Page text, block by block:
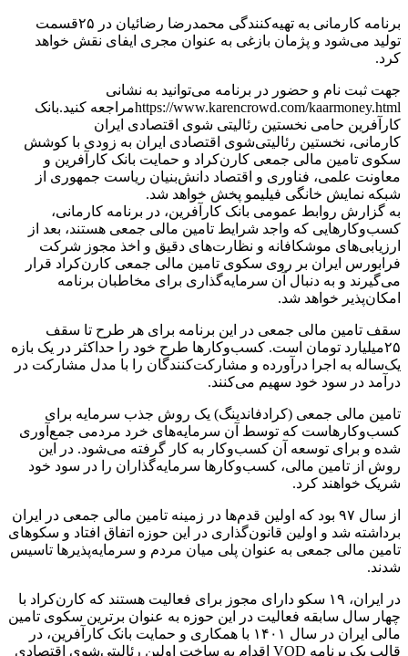
برنامه کارمانی به تهیه‌‌کنندگی محمدرضا رضائیان در ۲۵قسمت
تولید می‌شود و پژمان بازغی به عنوان مجری ایفای نقش خواهد
کرد.
جهت ثبت نام و حضور در برنامه می‌توانید به نشانی
https://www.karencrowd.com/kaarmoney.htmlمراجعه کنید.بانک
کارآفرین حامی نخستین رئالیتی شوی اقتصادی ایران
کارمانی، نخستین رئالیتی‌شوی اقتصادی ایران به زودی با کوشش
سکوی تامین مالی جمعی کارن‌کراد و حمایت بانک کارآفرین و
معاونت علمی، فناوری و اقتصاد دانش‌بنیان ریاست جمهوری ​​از
شبکه نمایش خانگی فیلیمو پخش خواهد شد.
به گزارش روابط عمومی بانک کارآفرین، در برنامه کارمانی،
کسب‌وکارهایی که واجد شرایط تامین مالی جمعی هستند، بعد از
ارزیابی‌های موشکافانه و نظارت‌های دقیق و اخذ مجوز شرکت
فرابورس ایران بر روی سکوی تامین مالی جمعی کارن‌کراد قرار
می‌گیرند و به دنبال آن سرمایه‌گذاری برای مخاطبان برنامه
امکان‌پذیر خواهد شد.
سقف تامین مالی جمعی در این برنامه برای هر طرح تا سقف
۲۵میلیارد تومان است. کسب‌وکارها طرح خود را حداکثر در یک بازه
یک‌ساله به اجرا درآورده و مشارکت‌کنندگان را با مدل مشارکت در
درآمد در سود خود سهیم می‌کنند.
تامین مالی جمعی (کرادفاندینگ) یک روش جذب سرمایه برای
کسب‌وکارهاست که توسط آن سرمایه‌های خرد مردمی جمع‌آوری
شده و برای توسعه آن کسب‌و‌کار به کار گرفته می‌شود. در این
روش از تامین مالی، کسب‌وکارها سرمایه‌گذاران را در سود خود
شریک خواهند کرد.
از سال ۹۷ بود که اولین قدم‌ها در زمینه تامین مالی جمعی در ایران
برداشته شد و اولین قانون‌گذاری در این حوزه اتفاق افتاد و سکوهای
تامین مالی جمعی به عنوان پلی میان مردم و سرمایه‌پذیرها تاسیس
شدند.
در ایران، ۱۹ سکو دارای مجوز برای فعالیت هستند که کارن‌کراد با
چهار سال سابقه فعالیت در این حوزه به عنوان برترین سکوی تامین
مالی ایران در سال ۱۴۰۱ با همکاری و حمایت بانک کارآفرین، در
قالب یک برنامه VOD اقدام به ساخت اولین رئالیتی‌شوی اقتصادی